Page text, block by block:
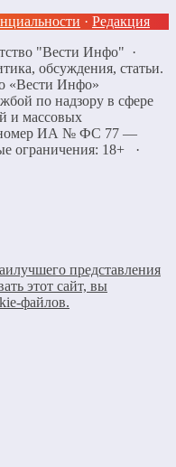
· Редакция
"Вести Инфо" ·
обсуждения, статьи.
«Вести Инфо»
по надзору в сфере
и массовых
номер ИА № ФС 77 —
ограничения: 18+
·
представления
этот сайт, вы
файлов.